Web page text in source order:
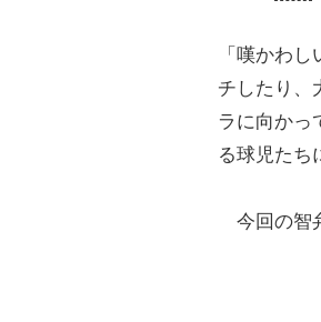
「嘆かわし
チしたり、
ラに向かっ
る球児たち
今回の智